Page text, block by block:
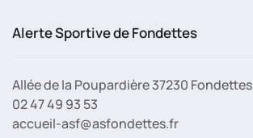
Alerte Sportive de Fondettes
Allée de la Poupardière 37230 Fondettes
02 47 49 93 53
accueil-asf@asfondettes.fr